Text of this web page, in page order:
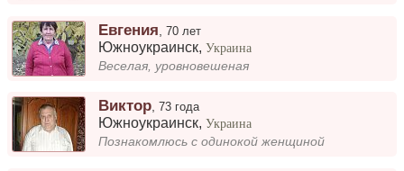
Евгения ,70 лет
Южноукраинск,Украина
Веселая, уровновешеная
Виктор,73 года
Южноукраинск,Украина
Познакомлюсь с одинокой женщиной